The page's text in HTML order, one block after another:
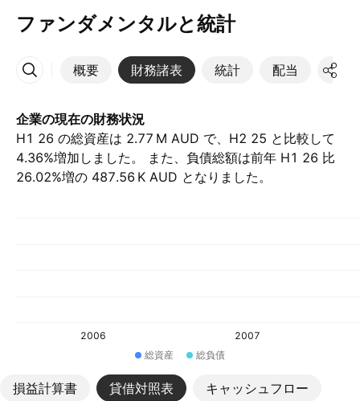
ファンダメンタルと統計
概要 財務諸表 統計 配当 決算
その他
企業の現在の財務状況
H1 26 の総資産は ‪2.77 M‬ AUD で、H2 25 と比較して
4.36%増加しました。 また、負債総額は前年 H1 26 比
26.02%増の ‪487.56 K‬ AUD となりました。
2006
2007
総資産
総負債
損益計算書 貸借対照表 キャッシュフロー